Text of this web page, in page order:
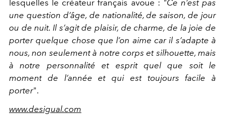
lesquelles le créateur français avoue : "Ce n’est pas
une question d’âge, de nationalité, de saison, de jour
ou de nuit. Il s’agit de plaisir, de charme, de la joie de
porter quelque chose que l’on aime car il s’adapte à
nous, non seulement à notre corps et silhouette, mais
à notre personnalité et esprit quel que soit le
moment de l’année et qui est toujours facile à
porter".
www.desigual.com